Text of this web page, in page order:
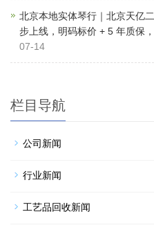
北京本地实体琴行｜北京天亿
步上线，明码标价 + 5 年质保
07-14
栏目导航
公司新闻
行业新闻
工艺品回收新闻